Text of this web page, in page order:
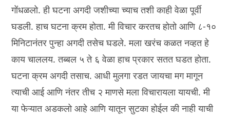
गोंधळलो. ही घटना अगदी जशीच्या च्याच तशी काही वेळा पूर्वी
घडली. हाच घटना क्रम होता. मी विचार करतच होतो आणि ८-१०
मिनिटानंतर पुन्हा अगदी तसेच घडले. मला खरंच कळत नव्हत हे
काय चाललय. तब्बल ५ ते ६ वेळा हाच प्रकार सतत घडत होता.
घटना क्रम अगदी तसाच. आधी मुलगा रडत जायचा मग मागून
त्याची आई आणि नंतर तीच २ माणसे मला विचारायला यायची. मी
या फेऱ्यात अडकलो आहे आणि यातून सुटका होईल की नाही याची